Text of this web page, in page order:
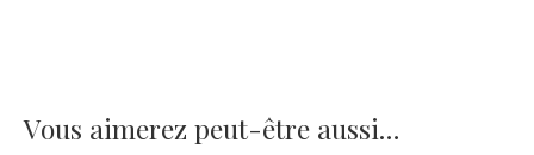
Vous aimerez peut-être aussi…